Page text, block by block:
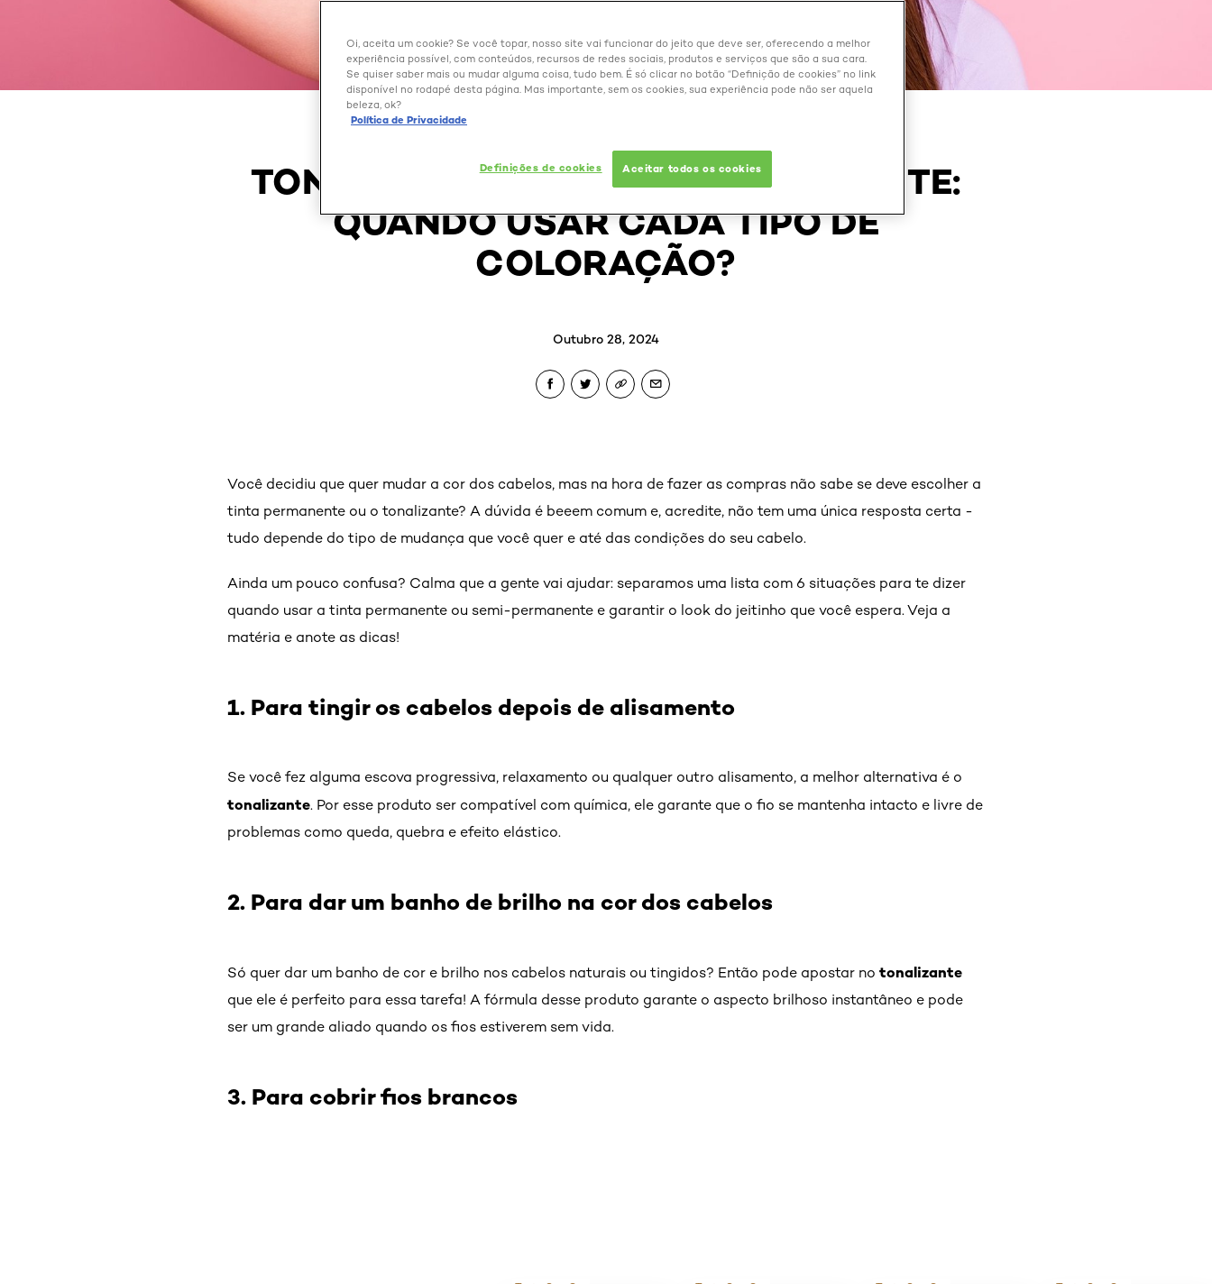
TONALIZANTE OU TINTA PERMANENTE:
QUANDO USAR CADA TIPO DE
COLORAÇÃO?
Outubro 28, 2024
Você decidiu que quer mudar a cor dos cabelos, mas na hora de fazer as compras não sabe se deve escolher a
tinta permanente ou o tonalizante? A dúvida é beeem comum e, acredite, não tem uma única resposta certa -
tudo depende do tipo de mudança que você quer e até das condições do seu cabelo.
Ainda um pouco confusa? Calma que a gente vai ajudar: separamos uma lista com 6 situações para te dizer
quando usar a tinta permanente ou semi-permanente e garantir o look do jeitinho que você espera. Veja a
matéria e anote as dicas!
1. Para tingir os cabelos depois de alisamento
Se você fez alguma escova progressiva, relaxamento ou qualquer outro alisamento, a melhor alternativa é o
tonalizante. Por esse produto ser compatível com química, ele garante que o fio se mantenha intacto e livre de
problemas como queda, quebra e efeito elástico.
2. Para dar um banho de brilho na cor dos cabelos
Só quer dar um banho de cor e brilho nos cabelos naturais ou tingidos? Então pode apostar no tonalizante
que ele é perfeito para essa tarefa! A fórmula desse produto garante o aspecto brilhoso instantâneo e pode
ser um grande aliado quando os fios estiverem sem vida.
3. Para cobrir fios brancos
Oi, aceita um cookie? Se você topar, nosso site vai funcionar do jeito que deve ser, oferecendo a melhor
experiência possível, com conteúdos, recursos de redes sociais, produtos e serviços que são a sua cara.
Se quiser saber mais ou mudar alguma coisa, tudo bem. É só clicar no botão “Definição de cookies” no link
disponível no rodapé desta página. Mas importante, sem os cookies, sua experiência pode não ser aquela
beleza, ok?
Política de Privacidade
Definições de cookies Aceitar todos os cookies